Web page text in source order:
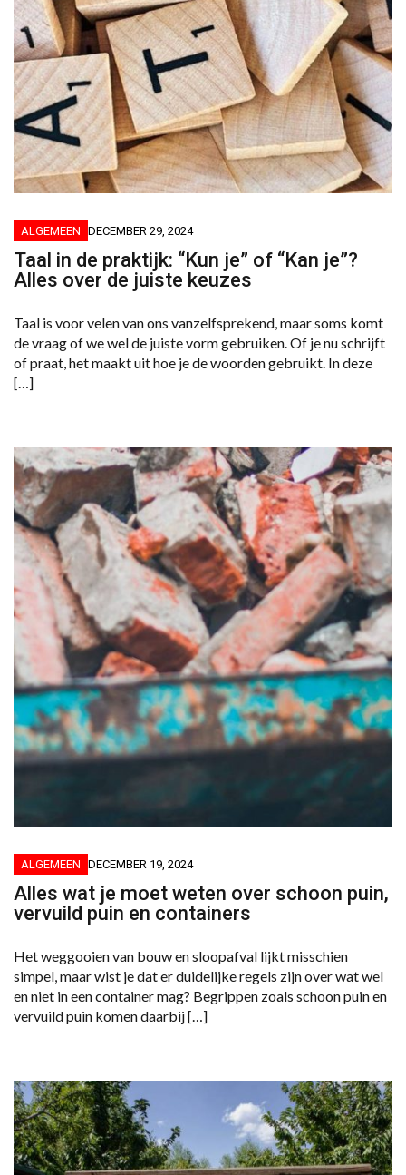
ALGEMEEN DECEMBER 29, 2024
Taal in de praktijk: “Kun je” of “Kan je”?
Alles over de juiste keuzes
Taal is voor velen van ons vanzelfsprekend, maar soms komt
de vraag of we wel de juiste vorm gebruiken. Of je nu schrijft
of praat, het maakt uit hoe je de woorden gebruikt. In deze
[…]
ALGEMEEN DECEMBER 19, 2024
Alles wat je moet weten over schoon puin,
vervuild puin en containers
Het weggooien van bouw en sloopafval lijkt misschien
simpel, maar wist je dat er duidelijke regels zijn over wat wel
en niet in een container mag? Begrippen zoals schoon puin en
vervuild puin komen daarbij […]